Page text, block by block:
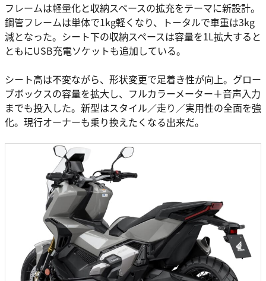
フレームは軽量化と収納スペースの拡充をテーマに新設計。
鋼管フレームは単体で1kg軽くなり、トータルで車重は3kg
減となった。シート下の収納スペースは容量を1L拡大すると
ともにUSB充電ソケットも追加している。
シート高は不変ながら、形状変更で足着き性が向上。グロー
ブボックスの容量を拡大し、フルカラーメーター＋音声入力
までも投入した。新型はスタイル／走り／実用性の全面を強
化。現行オーナーも乗り換えたくなる出来だ。